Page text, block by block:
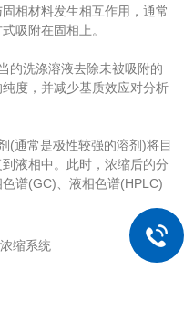
相材料发生相互作用，通常
吸附在固相上。
洗涤溶液去除未被吸附的
度，并减少基质效应对分析
常是极性较强的溶剂)将目
液相中。此时，浓缩后的分
谱(GC)、液相色谱(HPLC)